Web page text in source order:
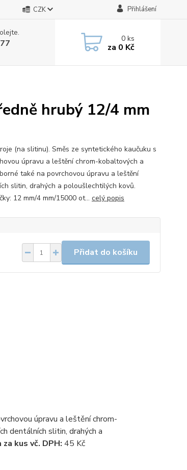
CZK Přihlášení
0ks
za 0 Kč
hrubý 12/4 mm
(na slitinu). Směs ze syntetického kaučuku s
úpravu a leštění chrom-kobaltových a
také na povrchovou úpravu a leštění
slitin, drahých a poloušlechtilých kovů.
12 mm/4 mm/15000 ot... celý popis
Přidat do košíku
úpravu a leštění chrom-
dentálních slitin, drahých a
za kus vč. DPH: 45 Kč